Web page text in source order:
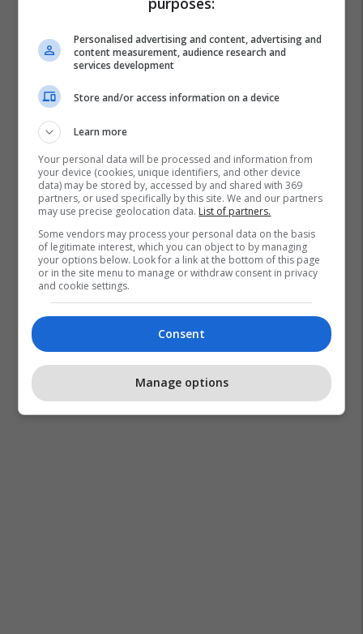
IPKO vazhdon partneritetin me
Sunny Hill Festival 2026
IPKO
Expo Prishtina
Personalised advertising and content, advertising and
content measurement, audience research and
services development
Store and/or access information on a device
Learn more
Your personal data will be processed and information from
your device (cookies, unique identifiers, and other device
data) may be stored by, accessed by and shared with 369
partners, or used specifically by this site. We and our partners
may use precise geolocation data. List of partners.
Some vendors may process your personal data on the basis
of legitimate interest, which you can object to by managing
your options below. Look for a link at the bottom of this page
or in the site menu to manage or withdraw consent in privacy
and cookie settings.
Consent
Manage options